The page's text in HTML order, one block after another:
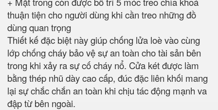
thuận tiện cho người dùng khi cần treo những đồ
dùng quan trọng
Thiết kế đặc biệt này giúp chống lửa loè vào cùng
lớp chống cháy bảo vệ sự an toàn cho tài sản bên
trong khi xảy ra sự cố cháy nổ. Cửa két được làm
bằng thép nhũ dày cao cấp, đúc đặc liên khối mang
lại sự chắc chắn an toàn khi chịu tác động mạnh va
đập từ bên ngoài.